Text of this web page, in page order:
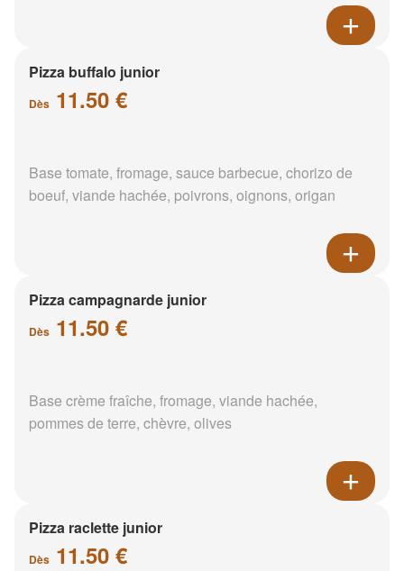
Pizza buffalo junior
Dès 11.50 €
Base tomate, fromage, sauce barbecue, chorizo de
boeuf, viande hachée, poivrons, oignons, origan
Pizza campagnarde junior
Dès 11.50 €
Base crème fraîche, fromage, viande hachée,
pommes de terre, chèvre, olives
Pizza raclette junior
Dès 11.50 €